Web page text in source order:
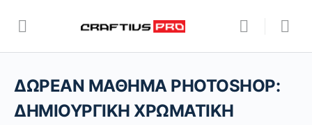
ΔΩΡΕΑΝ ΜΑΘΗΜΑ PHOTOSHOP:
ΔΗΜΙΟΥΡΓΙΚΗ ΧΡΩΜΑΤΙΚΗ